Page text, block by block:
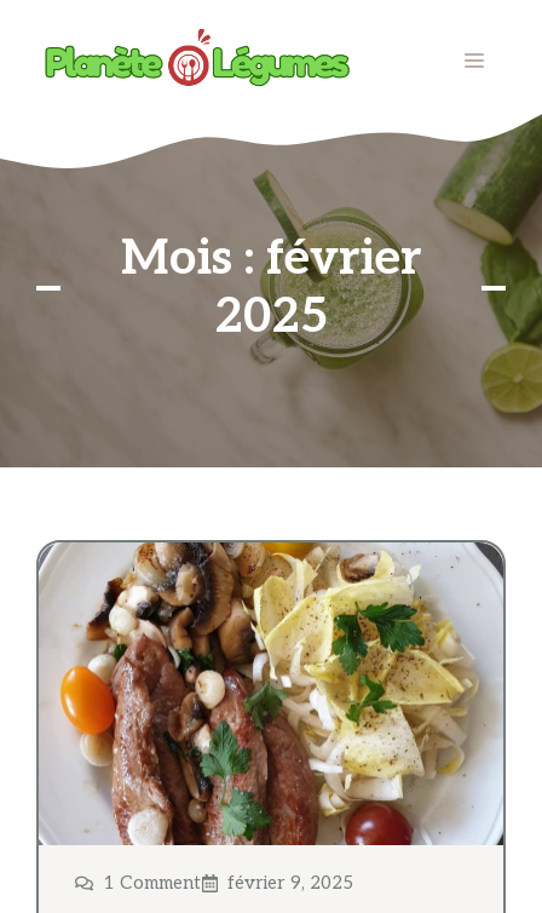
contenu
MENU
Mois :février
2025
1 Comment février 9, 2025